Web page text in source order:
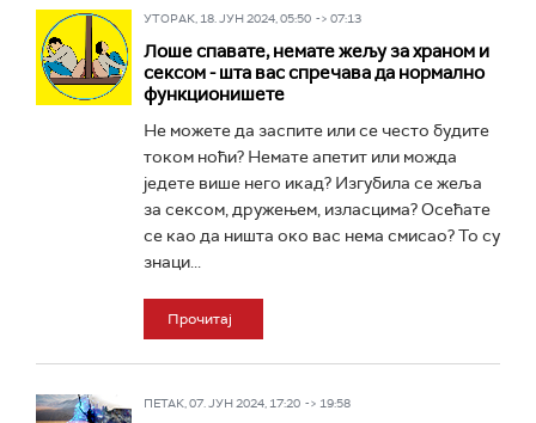
УТОРАК, 18. ЈУН 2024, 05:50 -> 07:13
Лоше спавате, немате жељу за храном и
сексом - шта вас спречава да нормално
функционишете
Не можете да заспите или се често будите
током ноћи? Немате апетит или можда
једете више него икад? Изгубила се жеља
за сексом, дружењем, изласцима? Осећате
се као да ништа око вас нема смисао? То су
знаци...
Прочитај
ПЕТАК, 07. ЈУН 2024, 17:20 -> 19:58